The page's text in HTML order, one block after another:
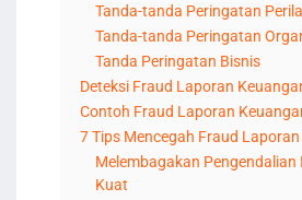
Tanda-tanda Peringatan
Tanda-tanda Peringatan
Tanda Peringatan Bisnis
Deteksi Fraud Laporan
Contoh Fraud Laporan
7 Tips Mencegah Fraud
Melembagakan Pengendalian
Kuat